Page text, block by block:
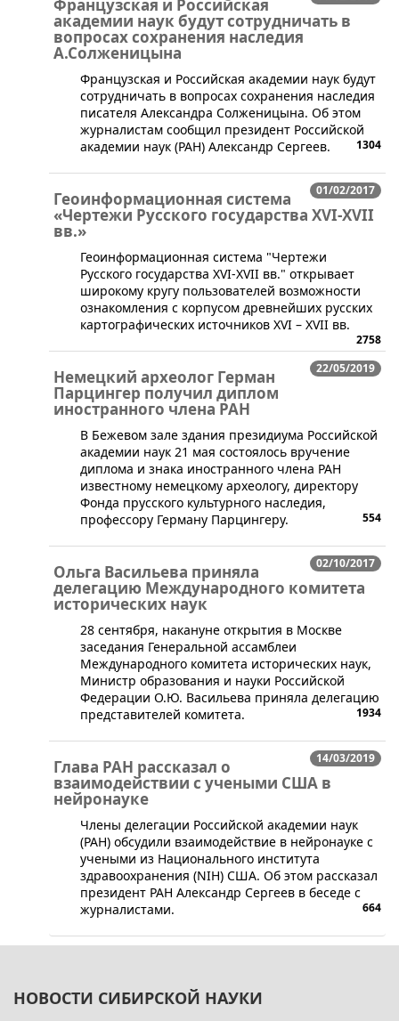
Французская и Российская
академии наук будут сотрудничать в
вопросах сохранения наследия
А.Солженицына
​Французская и Российская академии наук будут
сотрудничать в вопросах сохранения наследия
писателя Александра Солженицына. Об этом
журналистам сообщил президент Российской
академии наук (РАН) Александр Сергеев.
1304
01/02/2017
Геоинформационная система
«Чертежи Русского государства XVI-XVII
вв.»
Геоинформационная система "Чертежи
Русского государства XVI-XVII вв." открывает
широкому кругу пользователей возможности
ознакомления с корпусом древнейших русских
картографических источников XVI – XVII вв.
2758
22/05/2019
Немецкий археолог Герман
Парцингер получил диплом
иностранного члена РАН
​В Бежевом зале здания президиума Российской
академии наук 21 мая состоялось вручение
диплома и знака иностранного члена РАН
известному немецкому археологу, директору
Фонда прусского культурного наследия,
профессору Герману Парцингеру.
554
02/10/2017
Ольга Васильева приняла
делегацию Международного комитета
исторических наук
28 сентября, накануне открытия в Москве
заседания Генеральной ассамблеи
Международного комитета исторических наук,
Министр образования и науки Российской
Федерации О.Ю. Васильева приняла делега​цию
представителей комитета.
1934
14/03/2019
Глава РАН рассказал о
взаимодействии с учеными США в
нейронауке
​Члены делегации Российской академии наук
(РАН) обсудили взаимодействие в нейронауке с
учеными из Национального института
здравоохранения (NIH) США. Об этом рассказал
президент РАН Александр Сергеев в беседе с
журналистами.
664
НОВОСТИ СИБИРСКОЙ НАУКИ